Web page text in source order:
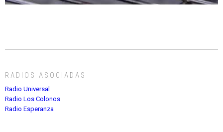
RADIOS ASOCIADAS
Radio Universal
Radio Los Colonos
Radio Esperanza